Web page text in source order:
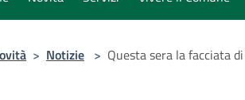
> Notizie > Questa sera la facciata